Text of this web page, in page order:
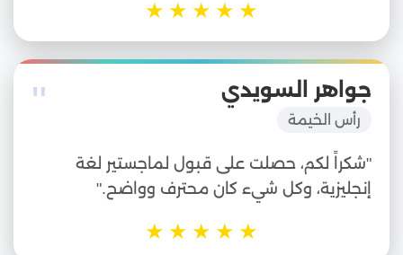
★
★
★
★
★
" جواهر السويدي
رأس الخيمة
"شكراً لكم، حصلت على قبول لماجستير لغة
إنجليزية، وكل شيء كان محترف وواضح."
★
★
★
★
★